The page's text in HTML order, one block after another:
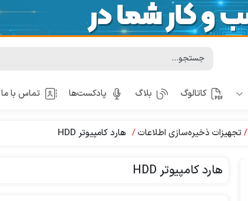
کاتالوگ بلاگ پادکست‌ها تماس با ما
تجهیزات ذخیره‌سازی اطلاعات هارد کامپیوتر HDD
هارد کامپیوتر HDD